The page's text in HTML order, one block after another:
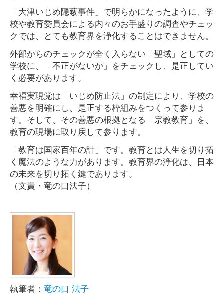
「大津いじめ隠蔽事件」で明らかになったように、学
校や教育委員会による内々のお手盛りの調査やチェッ
クでは、とても教育界を浄化することはできません。
外部からのチェックが全く入らない「聖域」としての
学校に、「不正がないか」をチェックし、是正してい
く必要があります。
幸福実現党は「いじめ防止法」の制定により、学校の
善悪を明確にし、是正する枠組みをつくって参りま
す。そして、その善悪の根拠となる「宗教教育」を、
教育の現場に取り戻して参ります。
「教育は国家百年の計」です。教育とは人生を切り拓
く魔法のような力があります。教育界の浄化は、日本
の未来を切り拓く鍵であります。
（文責・竜の口法子）
執筆者： 竜の口 法子